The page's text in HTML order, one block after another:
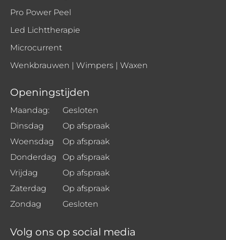
Pro Power Peel
Led Lichttherapie
Microcurrent
Wenkbrauwen | Wimpers | Waxen
Openingstijden
Maandag:
Gesloten
Dinsdag
Op afspraak
Woensdag
Op afspraak
Donderdag
Op afspraak
Vrijdag
Op afspraak
Zaterdag
Op afspraak
Zondag
Gesloten
Volg ons op social media